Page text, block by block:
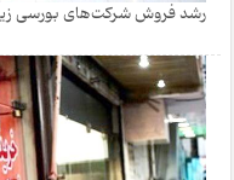
رشد فروش شرکت‌های بورسی